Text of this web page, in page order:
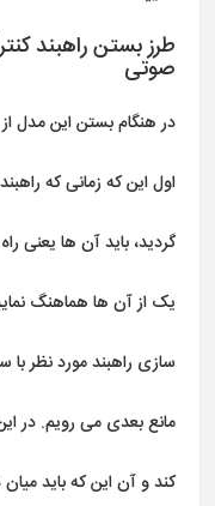
طرز بستن راهبند
صوتی
در هنگام بستن این مدل
اول این که زمانی که
گردید، باید آن ها یعنی
یک از آن ها هماهنگ
سازی راهبند مورد نظر
مانع بعدی می رویم. در
کند و آن این که باید